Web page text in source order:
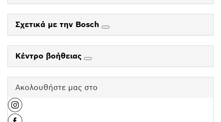
Σχετικά με την Bosch
Κέντρο βοήθειας
Ακολουθήστε μας στο